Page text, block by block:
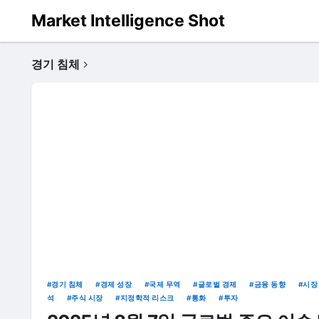
Market Intelligence Shot
경기 침체
경기 침체 경제 성장 국제 무역 글로벌 경제 금융 동향
시장
석
주식 시장 지정학적 리스크 통화 투자